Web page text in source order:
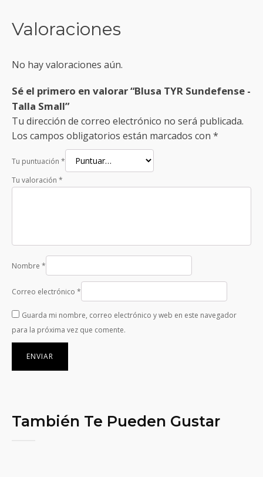
Valoraciones
No hay valoraciones aún.
Sé el primero en valorar “Blusa TYR Sundefense -
Talla Small”
Tu dirección de correo electrónico no será publicada.
Los campos obligatorios están marcados con *
Tu puntuación *
Tu valoración *
Nombre *
Correo electrónico *
Guarda mi nombre, correo electrónico y web en este navegador
para la próxima vez que comente.
También Te Pueden Gustar